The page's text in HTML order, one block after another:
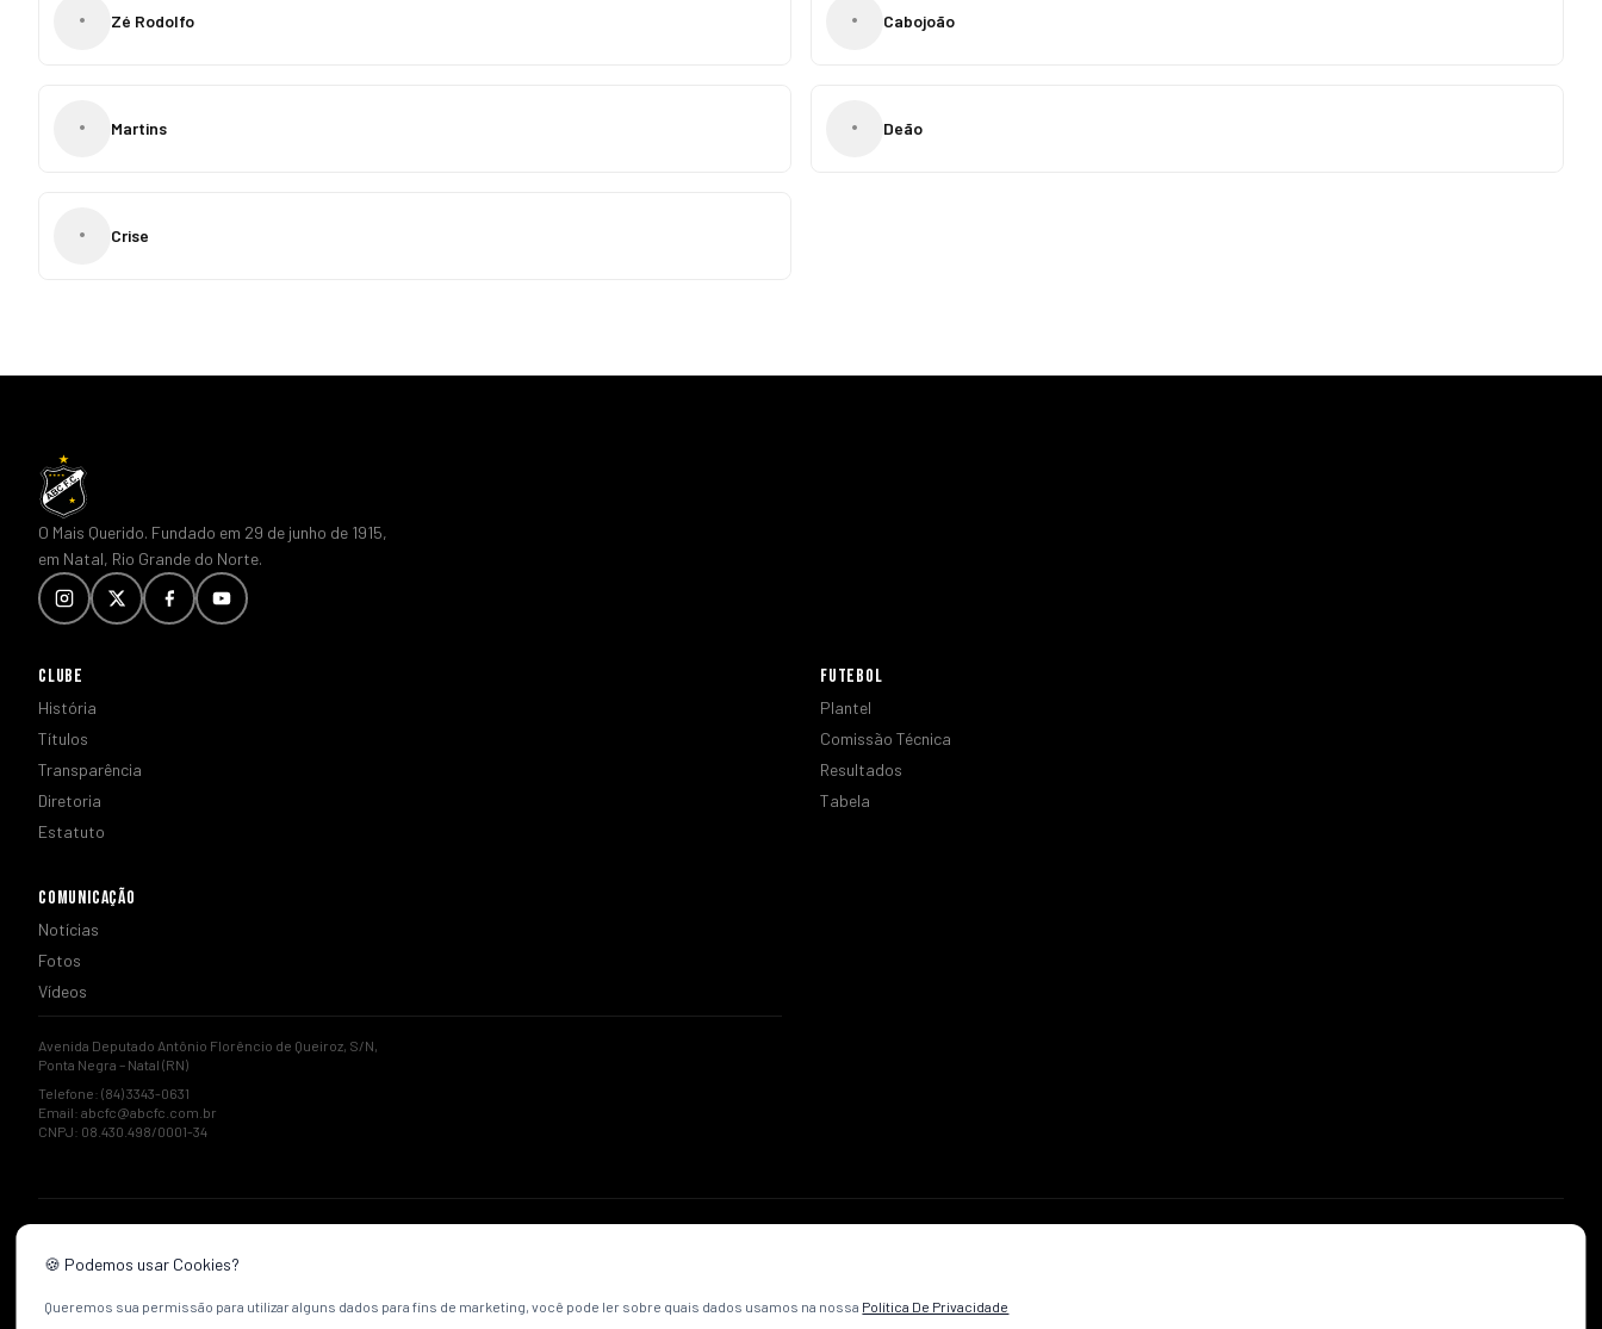
• Zé Rodolfo • Cabojoão
• Martins • Deão
• Crise
O Mais Querido. Fundado em 29 de junho de 1915,
em Natal, Rio Grande do Norte.
CLUBE
História
Títulos
Transparência
Diretoria
Estatuto
FUTEBOL
Plantel
Comissão Técnica
Resultados
Tabela
COMUNICAÇÃO
Notícias
Fotos
Vídeos
Avenida Deputado Antônio Florêncio de Queiroz, S/N,
Ponta Negra – Natal (RN)
Telefone: (84) 3343-0631
Email: abcfc@abcfc.com.br
CNPJ: 08.430.498/0001-34
Desenvolvido pelaVibeCriativa.
🍪 Podemos usar Cookies?
Queremos sua permissão para utilizar alguns dados para fins de marketing, você pode ler sobre quais dados usamos na nossa Política De Privacidade